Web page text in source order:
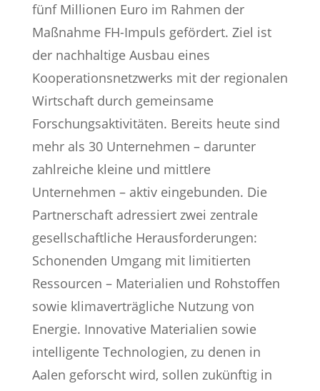
fünf Millionen Euro im Rahmen der
Maßnahme FH-Impuls gefördert. Ziel ist
der nachhaltige Ausbau eines
Kooperationsnetzwerks mit der regionalen
Wirtschaft durch gemeinsame
Forschungsaktivitäten. Bereits heute sind
mehr als 30 Unternehmen – darunter
zahlreiche kleine und mittlere
Unternehmen – aktiv eingebunden. Die
Partnerschaft adressiert zwei zentrale
gesellschaftliche Herausforderungen:
Schonenden Umgang mit limitierten
Ressourcen – Materialien und Rohstoffen
sowie klimaverträgliche Nutzung von
Energie. Innovative Materialien sowie
intelligente Technologien, zu denen in
Aalen geforscht wird, sollen zukünftig in